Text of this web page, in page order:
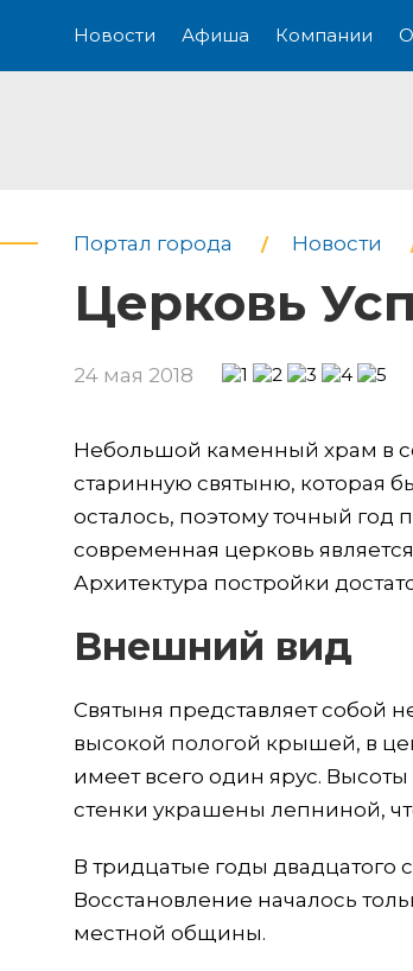
Новости Афиша Компании
Портал города Новости
Церковь
24 мая 2018
Небольшой каменный храм в
старинную святыню, которая
осталось, поэтому точный год
современная церковь
Архитектура постройки
Внешний вид
Святыня представляет собой
высокой пологой крышей, в
имеет всего один ярус.
стенки украшены лепниной,
В тридцатые годы двадцатого
Восстановление началось
местной общины.